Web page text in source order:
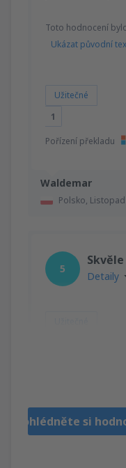
Waldemar
Polsko,
Toto hodnocení
Ukázat původní
Užitečné
1
Pořízení překladu
5
Skvěle
Detaily
Prohlédněte si